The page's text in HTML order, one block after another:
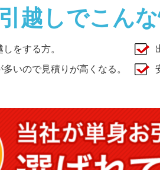
越しでこん
をする方。
いので見積りが高くなる。